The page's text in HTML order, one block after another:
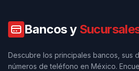
Bancos y
Descubre los principales bancos, sus
números de teléfono en México.